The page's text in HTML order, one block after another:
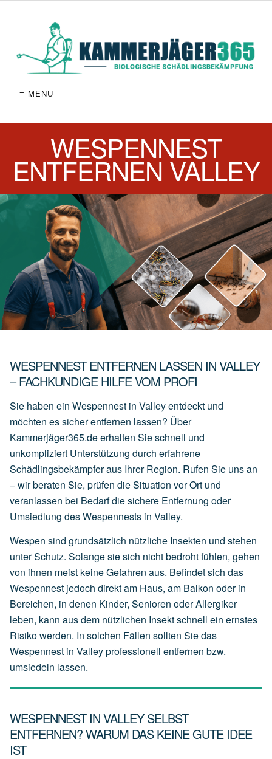
≡ MENU
WESPENNEST
ENTFERNEN VALLEY
WESPENNEST ENTFERNEN LASSEN IN VALLEY
– FACHKUNDIGE HILFE VOM PROFI
Sie haben ein Wespennest in Valley entdeckt und
möchten es sicher entfernen lassen? Über
Kammerjäger365.de erhalten Sie schnell und
unkompliziert Unterstützung durch erfahrene
Schädlingsbekämpfer aus Ihrer Region. Rufen Sie uns an
– wir beraten Sie, prüfen die Situation vor Ort und
veranlassen bei Bedarf die sichere Entfernung oder
Umsiedlung des Wespennests in Valley.
Wespen sind grundsätzlich nützliche Insekten und stehen
unter Schutz. Solange sie sich nicht bedroht fühlen, gehen
von ihnen meist keine Gefahren aus. Befindet sich das
Wespennest jedoch direkt am Haus, am Balkon oder in
Bereichen, in denen Kinder, Senioren oder Allergiker
leben, kann aus dem nützlichen Insekt schnell ein ernstes
Risiko werden. In solchen Fällen sollten Sie das
Wespennest in Valley professionell entfernen bzw.
umsiedeln lassen.
WESPENNEST IN VALLEY SELBST
ENTFERNEN? WARUM DAS KEINE GUTE IDEE
IST